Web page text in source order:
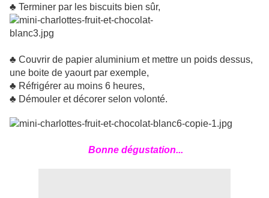
♣ Terminer par les biscuits bien sûr,
♣ Couvrir de papier aluminium et mettre un poids dessus,
une boite de yaourt par exemple,
♣ Réfrigérer au moins 6 heures,
♣ Démouler et décorer selon volonté.
Bonne dégustation...